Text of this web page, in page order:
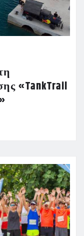
«TankTrail